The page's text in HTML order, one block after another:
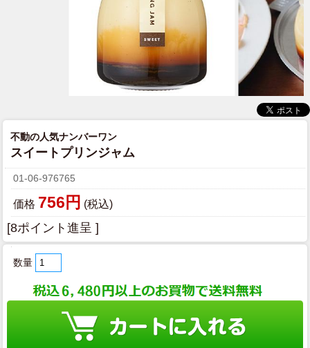
不動の人気ナンバーワン
スイートプリンジャム
01-06-976765
価格 756円 (税込)
[8ポイント進呈 ]
数量